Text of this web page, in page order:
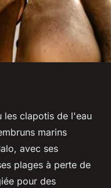
Saint-Malo
?
lecture
les clapotis de l'eau
marins
avec ses
plages à perte de
pour des